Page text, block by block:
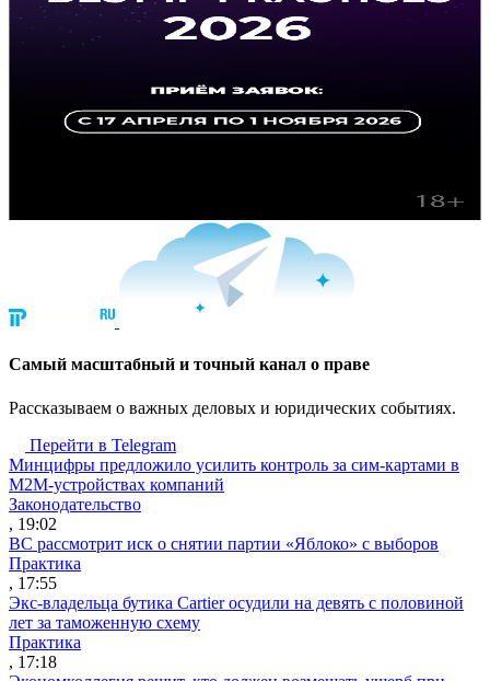
Cамый масштабный и точный канал о праве
Рассказываем о важных деловых и юридических событиях.
Перейти в Telegram
Минцифры предложило усилить контроль за сим-картами в
M2M-устройствах компаний
Законодательство
, 19:02
ВС рассмотрит иск о снятии партии «Яблоко» с выборов
Практика
, 17:55
Экс-владельца бутика Cartier осудили на девять с половиной
лет за таможенную схему
Практика
, 17:18